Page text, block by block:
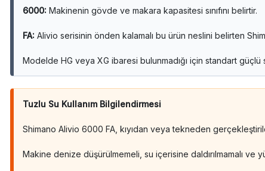
6000: Makinenin gövde ve makara kapasitesi sınıfını belirtir.
FA: Alivio serisinin önden kalamalı bu ürün neslini belirten
Modelde HG veya XG ibaresi bulunmadığı için standart güçlü
Tuzlu Su Kullanım Bilgilendirmesi
Shimano Alivio 6000 FA, kıyıdan veya tekneden
Makine denize düşürülmemeli, su içerisine daldırılmamalı ve